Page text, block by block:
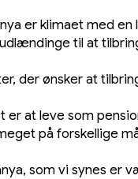
er klimaet med
til at
der ønsker at
at leve som
på forskellige
som vi synes er